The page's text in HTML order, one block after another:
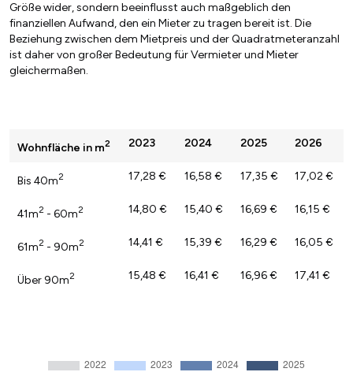
Größe wider, sondern beeinflusst auch maßgeblich den
finanziellen Aufwand, den ein Mieter zu tragen bereit ist. Die
Beziehung zwischen dem Mietpreis und der Quadratmeteranzahl
ist daher von großer Bedeutung für Vermieter und Mieter
gleichermaßen.
Wohnfläche in m2 2023 2024 2025 2026
Bis 40m2 17,28 € 16,58 € 17,35 € 17,02 €
41m2 - 60m2 14,80 € 15,40 € 16,69 € 16,15 €
61m2 - 90m2 14,41 € 15,39 € 16,29 € 16,05 €
Über 90m2 15,48 € 16,41 € 16,96 € 17,41 €